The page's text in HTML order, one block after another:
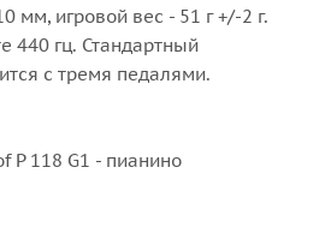
мм, игровой вес - 51 г +/-2 г.
440 гц. Стандартный
с тремя педалями.
P 118 G1 - пианино